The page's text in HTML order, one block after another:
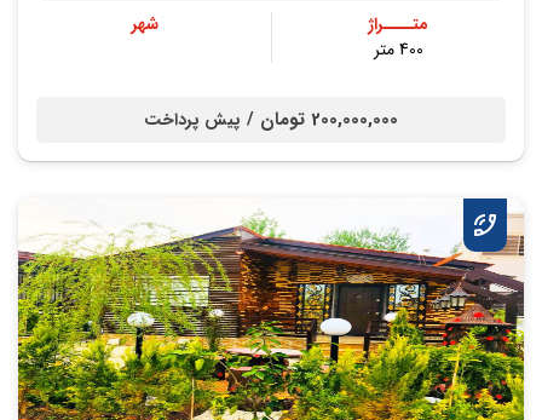
متــــراژ
400 متر
شهر
200,000,000 تومان / پیش پرداخت